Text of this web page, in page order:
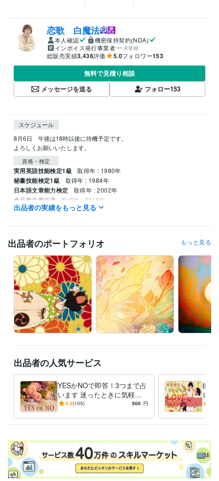
恋歌 白魔法
本人確認
機密保持契約(NDA)
インボイス発行事業者
未登録
総販売実績3,436評価 5.0フォロワー153
無料で見積り相談
メッセージを送る
フォロー153
スケジュール
8月6日　午後は18時以後に待機予定です。
よろしくお願いいたします。
資格・検定
実用英語技能検定1級 取得年 : 1980年
秘書技能検定1級 取得年 : 1984年
日本語文章能力検定 取得年 : 2002年
食品衛生責任者 取得年 : 2018年
占い 四柱推命 ピプリオマンシー 九星気学 タロットカード
語学力
英語 ビジネスレベル
ベトナム語 日常会話レベル
出品者の実績をもっと見る
出品者のポートフォリオ もっと見る
出品者の人気サービス
YESかNOで即答！3つまで占
います 迷ったときに気軽に
頼れる、あなた専用のYES・
5.0(105) 500 円
彼の
ロッ
レー